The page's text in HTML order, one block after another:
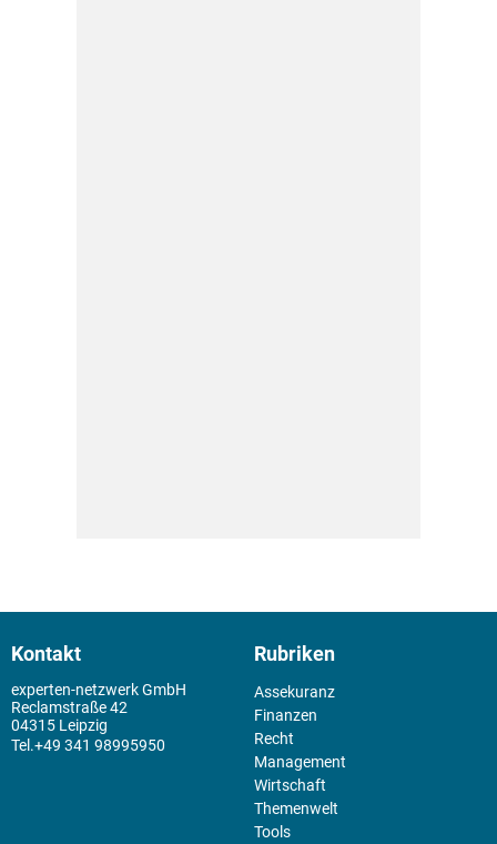
Kontakt
experten-netzwerk GmbH
Reclamstraße 42
04315 Leipzig
+49 341 98995950
Rubriken
Assekuranz
Finanzen
Recht
Management
Wirtschaft
Themenwelt
Tools